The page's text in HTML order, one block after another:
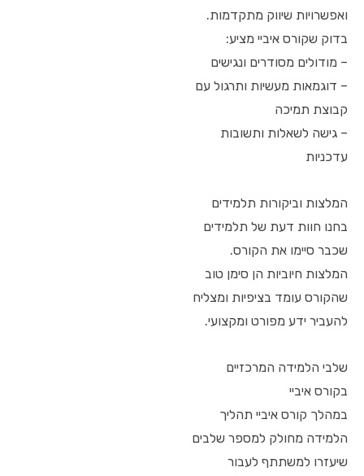
ואפשרויות שיווק מתקדמות.
בדוק שקורס איביי מציע:
– מודולים מסודרים ונגישים
– דוגמאות מעשיות ותרגול עם
קבוצת תמיכה
– גישה לשאלות ותשובות
עדכניות
המלצות וביקורות תלמידים
בחנו חוות דעת של תלמידים
שכבר סיימו את הקורס.
המלצות חיוביות הן סימן טוב
שהקורס עומד בציפיות ומצליח
להעביר ידע מפורט ומקצועי.
שלבי הלמידה המרכזיים
בקורס איביי
במהלך קורס איביי תהליך
הלמידה מחולק למספר שלבים
שיעזרו למשתתף לעבור